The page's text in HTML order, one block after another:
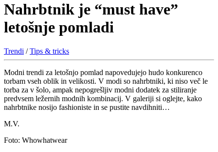
Nahrbtnik je “must have”
letošnje pomladi
Trendi /Tips & tricks
Modni trendi za letošnjo pomlad napovedujejo hudo konkurenco
torbam vseh oblik in velikosti. V modi so nahrbtniki, ki niso več le
torba za v šolo, ampak nepogrešljiv modni dodatek za stiliranje
predvsem ležernih modnih kombinacij. V galeriji si oglejte, kako
nahrbtnike nosijo fashioniste in se pustite navdihniti…
M.V.
Foto: Whowhatwear